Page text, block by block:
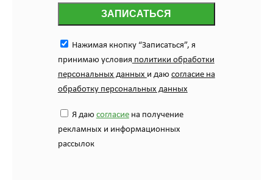
ЗАПИСАТЬСЯ
Нажимая кнопку “Записаться”, я
принимаю условия политики обработки
персональных данных и даю согласие на
обработку персональных данных
Я даю согласиена получение
рекламных и информационных
рассылок